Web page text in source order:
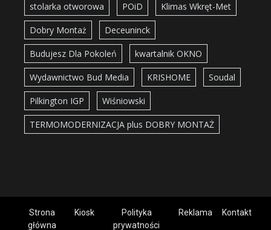
stolarka otworowa POiD Klimas Wkręt-Met
Dobry Montaż Deceuninck
Budujesz Dla Pokoleń kwartalnik OKNO
Wydawnictwo Bud Media KRISHOME Soudal
Pilkington IGP Wiśniowski
TERMOMODERNIZACJA plus DOBRY MONTAŻ
Strona
główna
Kiosk
Polityka
prywatności
Reklama Kontakt